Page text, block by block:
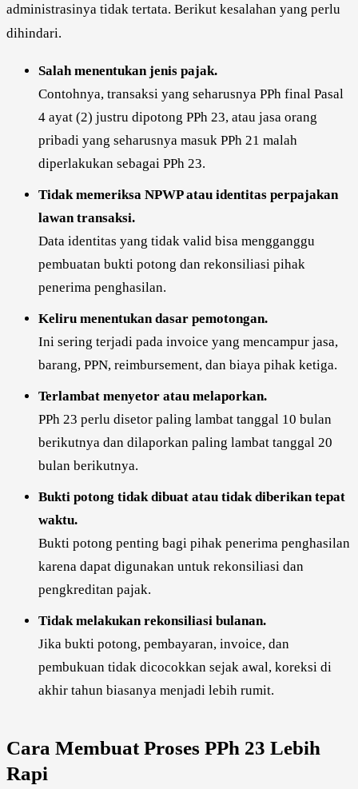
administrasinya tidak tertata. Berikut kesalahan yang perlu
dihindari.
Salah menentukan jenis pajak.
Contohnya, transaksi yang seharusnya PPh final Pasal
4 ayat (2) justru dipotong PPh 23, atau jasa orang
pribadi yang seharusnya masuk PPh 21 malah
diperlakukan sebagai PPh 23.
Tidak memeriksa NPWP atau identitas perpajakan
lawan transaksi.
Data identitas yang tidak valid bisa mengganggu
pembuatan bukti potong dan rekonsiliasi pihak
penerima penghasilan.
Keliru menentukan dasar pemotongan.
Ini sering terjadi pada invoice yang mencampur jasa,
barang, PPN, reimbursement, dan biaya pihak ketiga.
Terlambat menyetor atau melaporkan.
PPh 23 perlu disetor paling lambat tanggal 10 bulan
berikutnya dan dilaporkan paling lambat tanggal 20
bulan berikutnya.
Bukti potong tidak dibuat atau tidak diberikan tepat
waktu.
Bukti potong penting bagi pihak penerima penghasilan
karena dapat digunakan untuk rekonsiliasi dan
pengkreditan pajak.
Tidak melakukan rekonsiliasi bulanan.
Jika bukti potong, pembayaran, invoice, dan
pembukuan tidak dicocokkan sejak awal, koreksi di
akhir tahun biasanya menjadi lebih rumit.
Cara Membuat Proses PPh 23 Lebih
Rapi